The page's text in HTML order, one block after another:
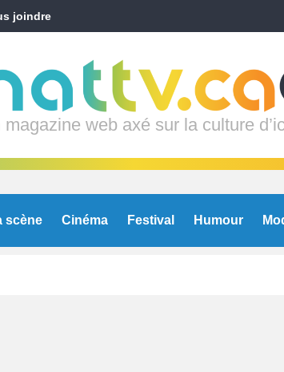
joindre
magazine web axé sur la culture
scène Cinéma Festival Humour